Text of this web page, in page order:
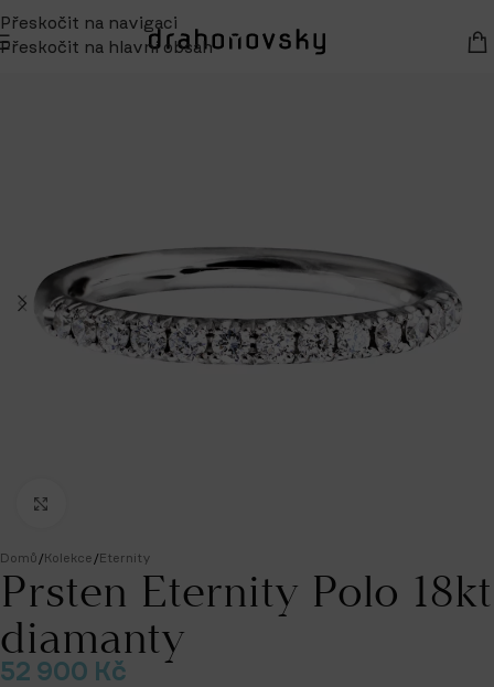
Přeskočit na navigaci
Přeskočit na hlavní obsah
Domů /Kolekce /Eternity
Prsten Eternity Polo 18kt
diamanty
52 900 Kč